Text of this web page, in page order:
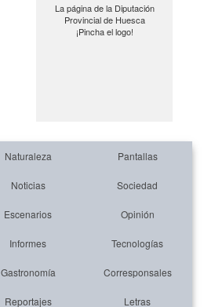
La página de la Diputación
Provincial de Huesca
¡Pincha el logo!
Naturaleza Pantallas
Noticias Sociedad
Escenarios Opinión
Informes Tecnologías
Gastronomía Corresponsales
Reportajes Letras